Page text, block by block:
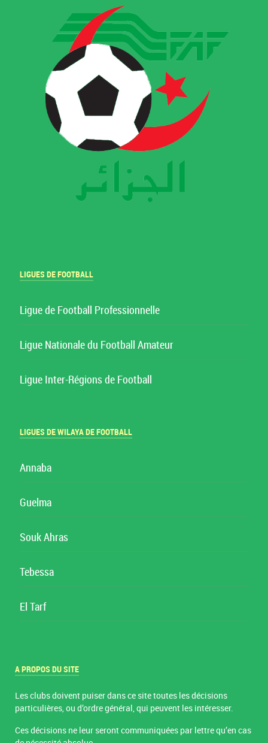
LIGUES DE FOOTBALL
Ligue de Football Professionnelle
Ligue Nationale du Football Amateur
Ligue Inter-Régions de Football
LIGUES DE WILAYA DE FOOTBALL
Annaba
Guelma
Souk Ahras
Tebessa
El Tarf
A PROPOS DU SITE
Les clubs doivent puiser dans ce site toutes les décisions
particulières, ou d’ordre général, qui peuvent les intéresser.
Ces décisions ne leur seront communiquées par lettre qu’en cas